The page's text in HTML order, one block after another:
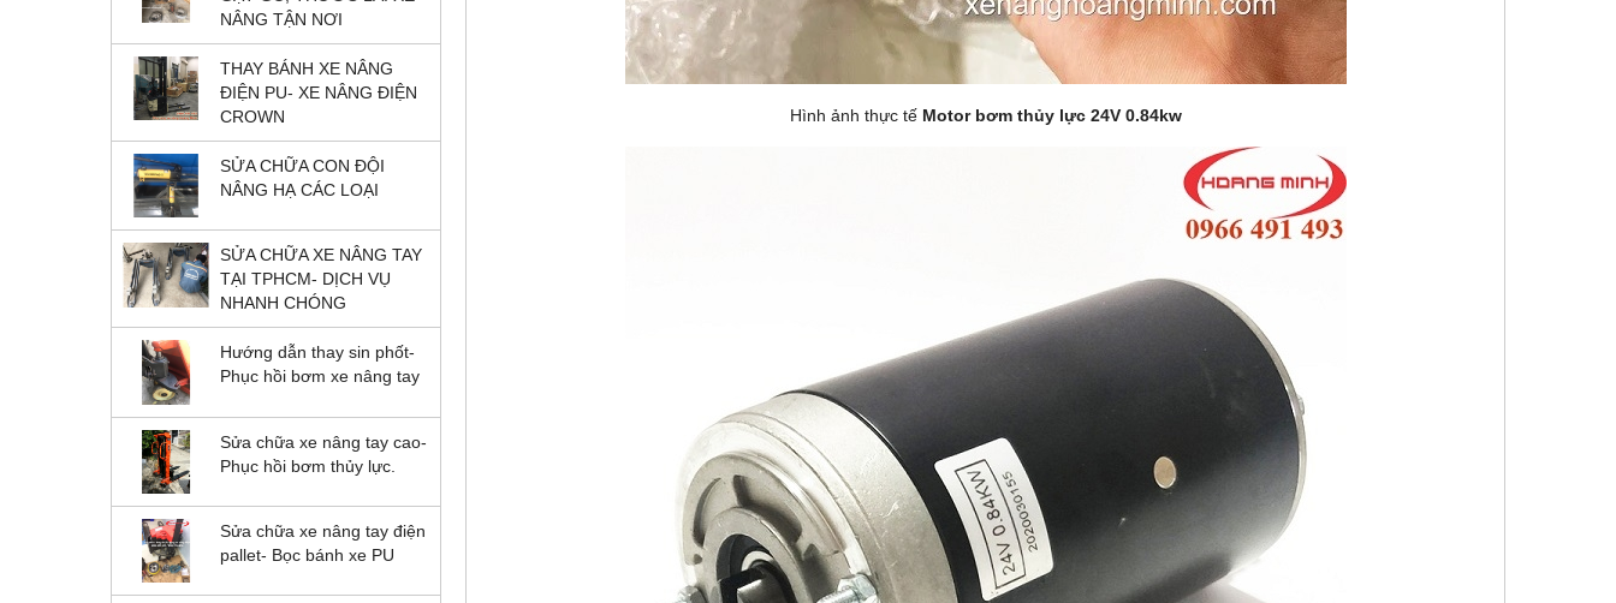
NÂNG TẬN NƠI
THAY BÁNH XE NÂNG
ĐIỆN PU- XE NÂNG ĐIỆN
CROWN
SỬA CHỮA CON ĐỘI
NÂNG HẠ CÁC LOẠI
SỬA CHỮA XE NÂNG TAY
TẠI TPHCM- DỊCH VỤ
NHANH CHÓNG
Hướng dẫn thay sin phốt-
Phục hồi bơm xe nâng tay
Sửa chữa xe nâng tay cao-
Phục hồi bơm thủy lực.
Sửa chữa xe nâng tay điện
pallet- Bọc bánh xe PU
Hình ảnh thực tế Motor bơm thủy lực 24V 0.84kw